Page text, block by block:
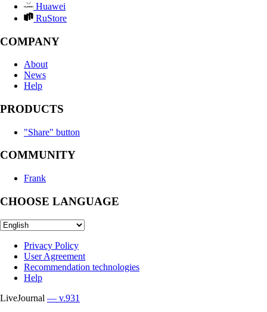
Huawei
RuStore
COMPANY
About
News
Help
PRODUCTS
"Share" button
COMMUNITY
Frank
CHOOSE LANGUAGE
Privacy Policy
User Agreement
Recommendation technologies
Help
LiveJournal — v.931